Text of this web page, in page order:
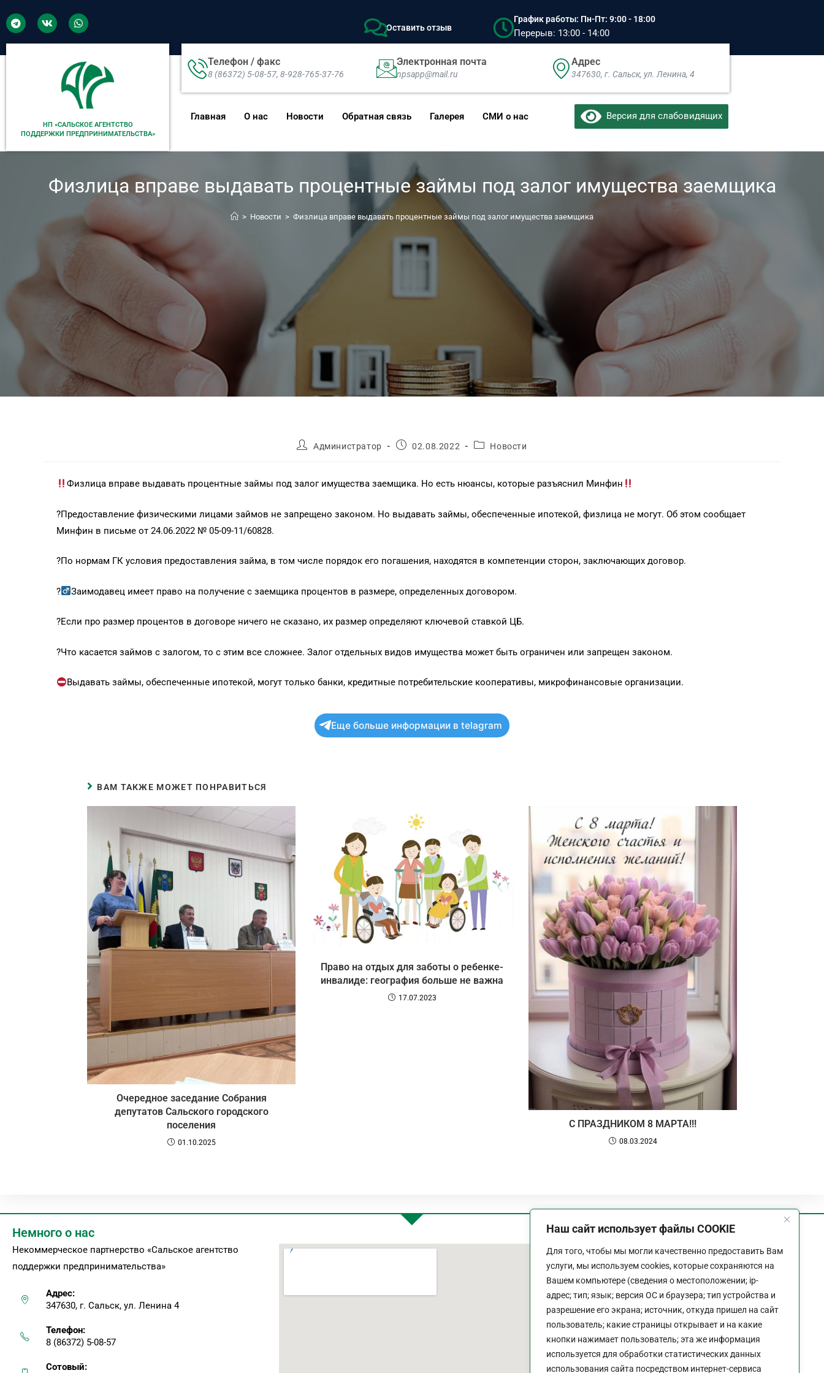
Наш сайт использует файлы COOKIE
Для того, чтобы мы могли качественно предоставить Вам
услуги, мы используем cookies, которые сохраняются на
Вашем компьютере (сведения о местоположении; ip-
адрес; тип; язык; версия ОС и браузера; тип устройства и
разрешение его экрана; источник, откуда пришел на сайт
пользователь; какие страницы открывает и на какие
кнопки нажимает пользователь; эта же информация
используется для обработки статистических данных
использования сайта посредством интернет-сервиса
Оставить отзыв
График работы: Пн-Пт: 9:00 - 18:00
Перерыв: 13:00 - 14:00
НП «САЛЬСКОЕ АГЕНТСТВО
ПОДДЕРЖКИ ПРЕДПРИНИМАТЕЛЬСТВА»
Телефон / факс
8 (86372) 5-08-57, 8-928-765-37-76
Электронная почта
npsapp@mail.ru
Адрес
347630, г. Сальск, ул. Ленина, 4​
Главная О нас Новости Обратная связь Галерея СМИ о нас Версия для слабовидящих
Физлица вправе выдавать процентные займы под залог имущества заемщика
> Новости > Физлица вправе выдавать процентные займы под залог имущества заемщика
Администратор 02.08.2022 Новости
Физлица вправе выдавать процентные займы под залог имущества заемщика. Но есть нюансы, которые разъяснил Минфин
?Предоставление физическими лицами займов не запрещено законом. Но выдавать займы, обеспеченные ипотекой, физлица не могут. Об этом сообщает
Минфин в письме от 24.06.2022 № 05-09-11/60828.
?По нормам ГК условия предоставления займа, в том числе порядок его погашения, находятся в компетенции сторон, заключающих договор.
?‍ Заимодавец имеет право на получение с заемщика процентов в размере, определенных договором.
?Если про размер процентов в договоре ничего не сказано, их размер определяют ключевой ставкой ЦБ.
?Что касается займов с залогом, то с этим все сложнее. Залог отдельных видов имущества может быть ограничен или запрещен законом.
Выдавать займы, обеспеченные ипотекой, могут только банки, кредитные потребительские кооперативы, микрофинансовые организации.
Еще больше информации в telagram
ВАМ ТАКЖЕ МОЖЕТ ПОНРАВИТЬСЯ
Очередное заседание Собрания
депутатов Сальского городского
поселения
01.10.2025
Право на отдых для заботы о ребенке-
инвалиде: география больше не важна
17.07.2023
С ПРАЗДНИКОМ 8 МАРТА!!!
08.03.2024
Немного о нас
Некоммерческое партнерство «Сальское агентство
поддержки предпринимательства»
Адрес:
347630, г. Сальск, ул. Ленина 4
Телефон:
8 (86372) 5-08-57
Сотовый:
График работы
9:00 - 18:00
Выходной:Сб - Вс
Политика конфиденциальности сайта